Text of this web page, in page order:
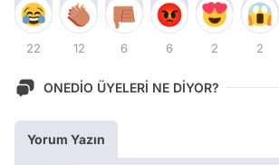
22 12 6 6 2 2
ONEDİO ÜYELERİ NE DİYOR?
Yorum Yazın